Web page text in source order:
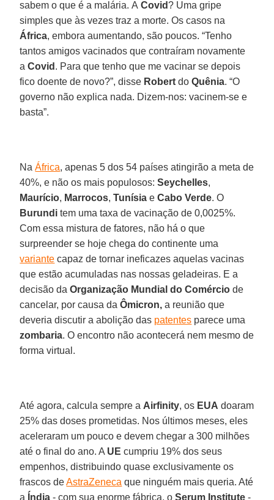
sabem o que é a malária. ACovid? Uma gripe
simples que às vezes traz a morte. Os casos na
África, embora aumentando, são poucos. “Tenho
tantos amigos vacinados que contraíram novamente
aCovid . Para que tenho que me vacinar se depois
fico doente de novo?”, disse Robert doQuênia. “O
governo não explica nada. Dizem-nos: vacinem-se e
basta”.
NaÁfrica, apenas 5 dos 54 países atingirão a meta de
40%, e não os mais populosos:Seychelles,
Maurício, Marrocos,Tunísia eCabo Verde. O
Burundi tem uma taxa de vacinação de 0,0025%.
Com essa mistura de fatores, não há o que
surpreender se hoje chega do continente uma
variante capaz de tornar ineficazes aquelas vacinas
que estão acumuladas nas nossas geladeiras. E a
decisão daOrganização Mundial do Comércio de
cancelar, por causa daÔmicron,a reunião que
deveria discutir a abolição das patentes parece uma
zombaria. O encontro não acontecerá nem mesmo de
forma virtual.
Até agora, calcula sempre a Airfinity, os EUA doaram
25% das doses prometidas. Nos últimos meses, eles
aceleraram um pouco e devem chegar a 300 milhões
até o final do ano. A UE cumpriu 19% dos seus
empenhos, distribuindo quase exclusivamente os
frascos deAstraZeneca que ninguém mais queria. Até
a Índia - com sua enorme fábrica, oSerum Institute -